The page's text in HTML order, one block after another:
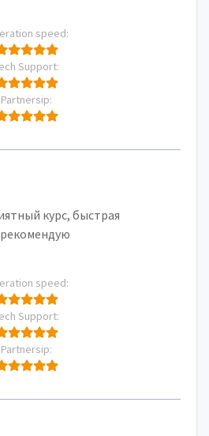
speed:
Support:
Partnersip:
курс, быстрая
speed:
Support:
Partnersip: